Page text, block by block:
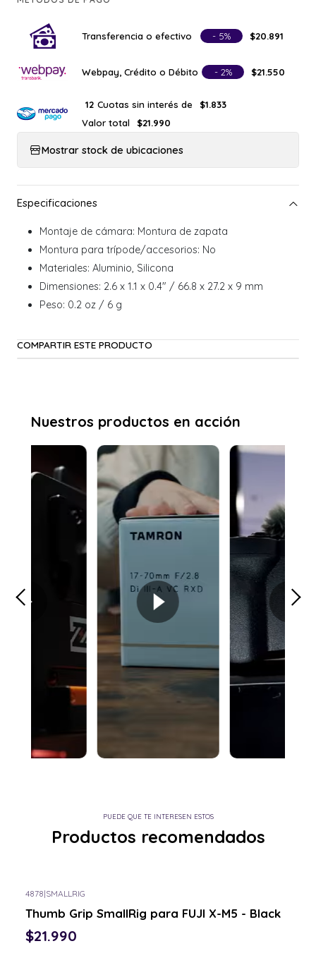
Transferencia o efectivo - 5% $20.891
Webpay, Crédito o Débito - 2% $21.550
12 Cuotas sin interés de
$1.833
Valor total
$21.990
Mostrar stock de ubicaciones
Montaje de cámara: Montura de zapata
Montura para trípode/accesorios: No
Materiales: Aluminio, Silicona
Dimensiones: 2.6 x 1.1 x 0.4" / 66.8 x 27.2 x 9 mm
Peso: 0.2 oz / 6 g
COMPARTIR ESTE PRODUCTO
PUEDE QUE TE INTERESEN ESTOS
Productos recomendados
4878|SMALLRIG
Thumb Grip SmallRig para FUJI X-M5 - Black
$21.990